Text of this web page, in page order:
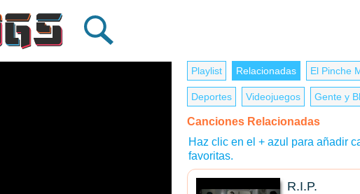
Playlist Relacionadas El Pinche
Deportes Videojuegos Gente y
Canciones Relacionadas
Haz clic en el + azul para añadir
favoritas.
R.I.P.